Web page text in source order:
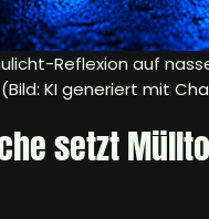
Reflexion auf
KI generiert mit
setzt